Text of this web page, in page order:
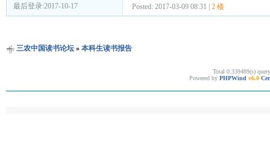
最后登录:2017-10-17
Posted: 2017-03-09 08:31 | 2 楼
三农中国读书论坛» 本科生读书报告
Total 0.339489(s)
Powered by PHPWind v6.0